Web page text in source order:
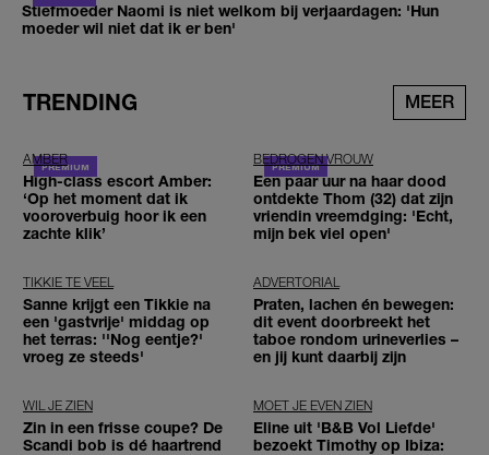
Stiefmoeder Naomi is niet welkom bij verjaardagen: 'Hun
moeder wil niet dat ik er ben'
TRENDING MEER
AMBER
High-class escort Amber:
‘Op het moment dat ik
vooroverbuig hoor ik een
zachte klik’
BEDROGEN VROUW
Een paar uur na haar dood
ontdekte Thom (32) dat zijn
vriendin vreemdging: 'Echt,
mijn bek viel open'
TIKKIE TE VEEL
Sanne krijgt een Tikkie na
een 'gastvrije' middag op
het terras: ''Nog eentje?'
vroeg ze steeds'
ADVERTORIAL
Praten, lachen én bewegen:
dit event doorbreekt het
taboe rondom urineverlies –
en jij kunt daarbij zijn
WIL JE ZIEN
Zin in een frisse coupe? De
Scandi bob is dé haartrend
MOET JE EVEN ZIEN
Eline uit 'B&B Vol Liefde'
bezoekt Timothy op Ibiza: